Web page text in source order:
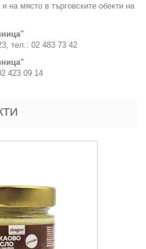
на място в търговските обекти на
тел.: 02 483 73 42
423 09 14